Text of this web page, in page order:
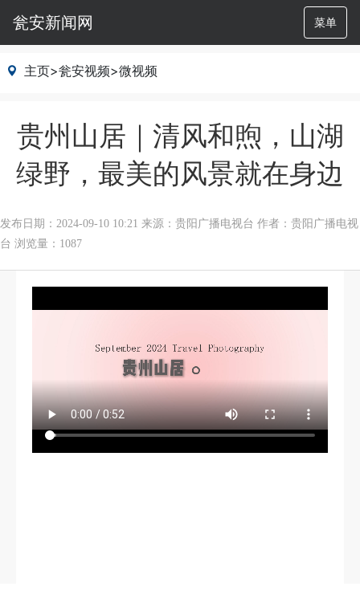
瓮安新闻网 菜单
主页>瓮安视频>微视频
贵州山居｜清风和煦，山湖
绿野，最美的风景就在身边
发布日期：2024-09-10 10:21 来源：贵阳广播电视台 作者：贵阳广播电视
台 浏览量：1087